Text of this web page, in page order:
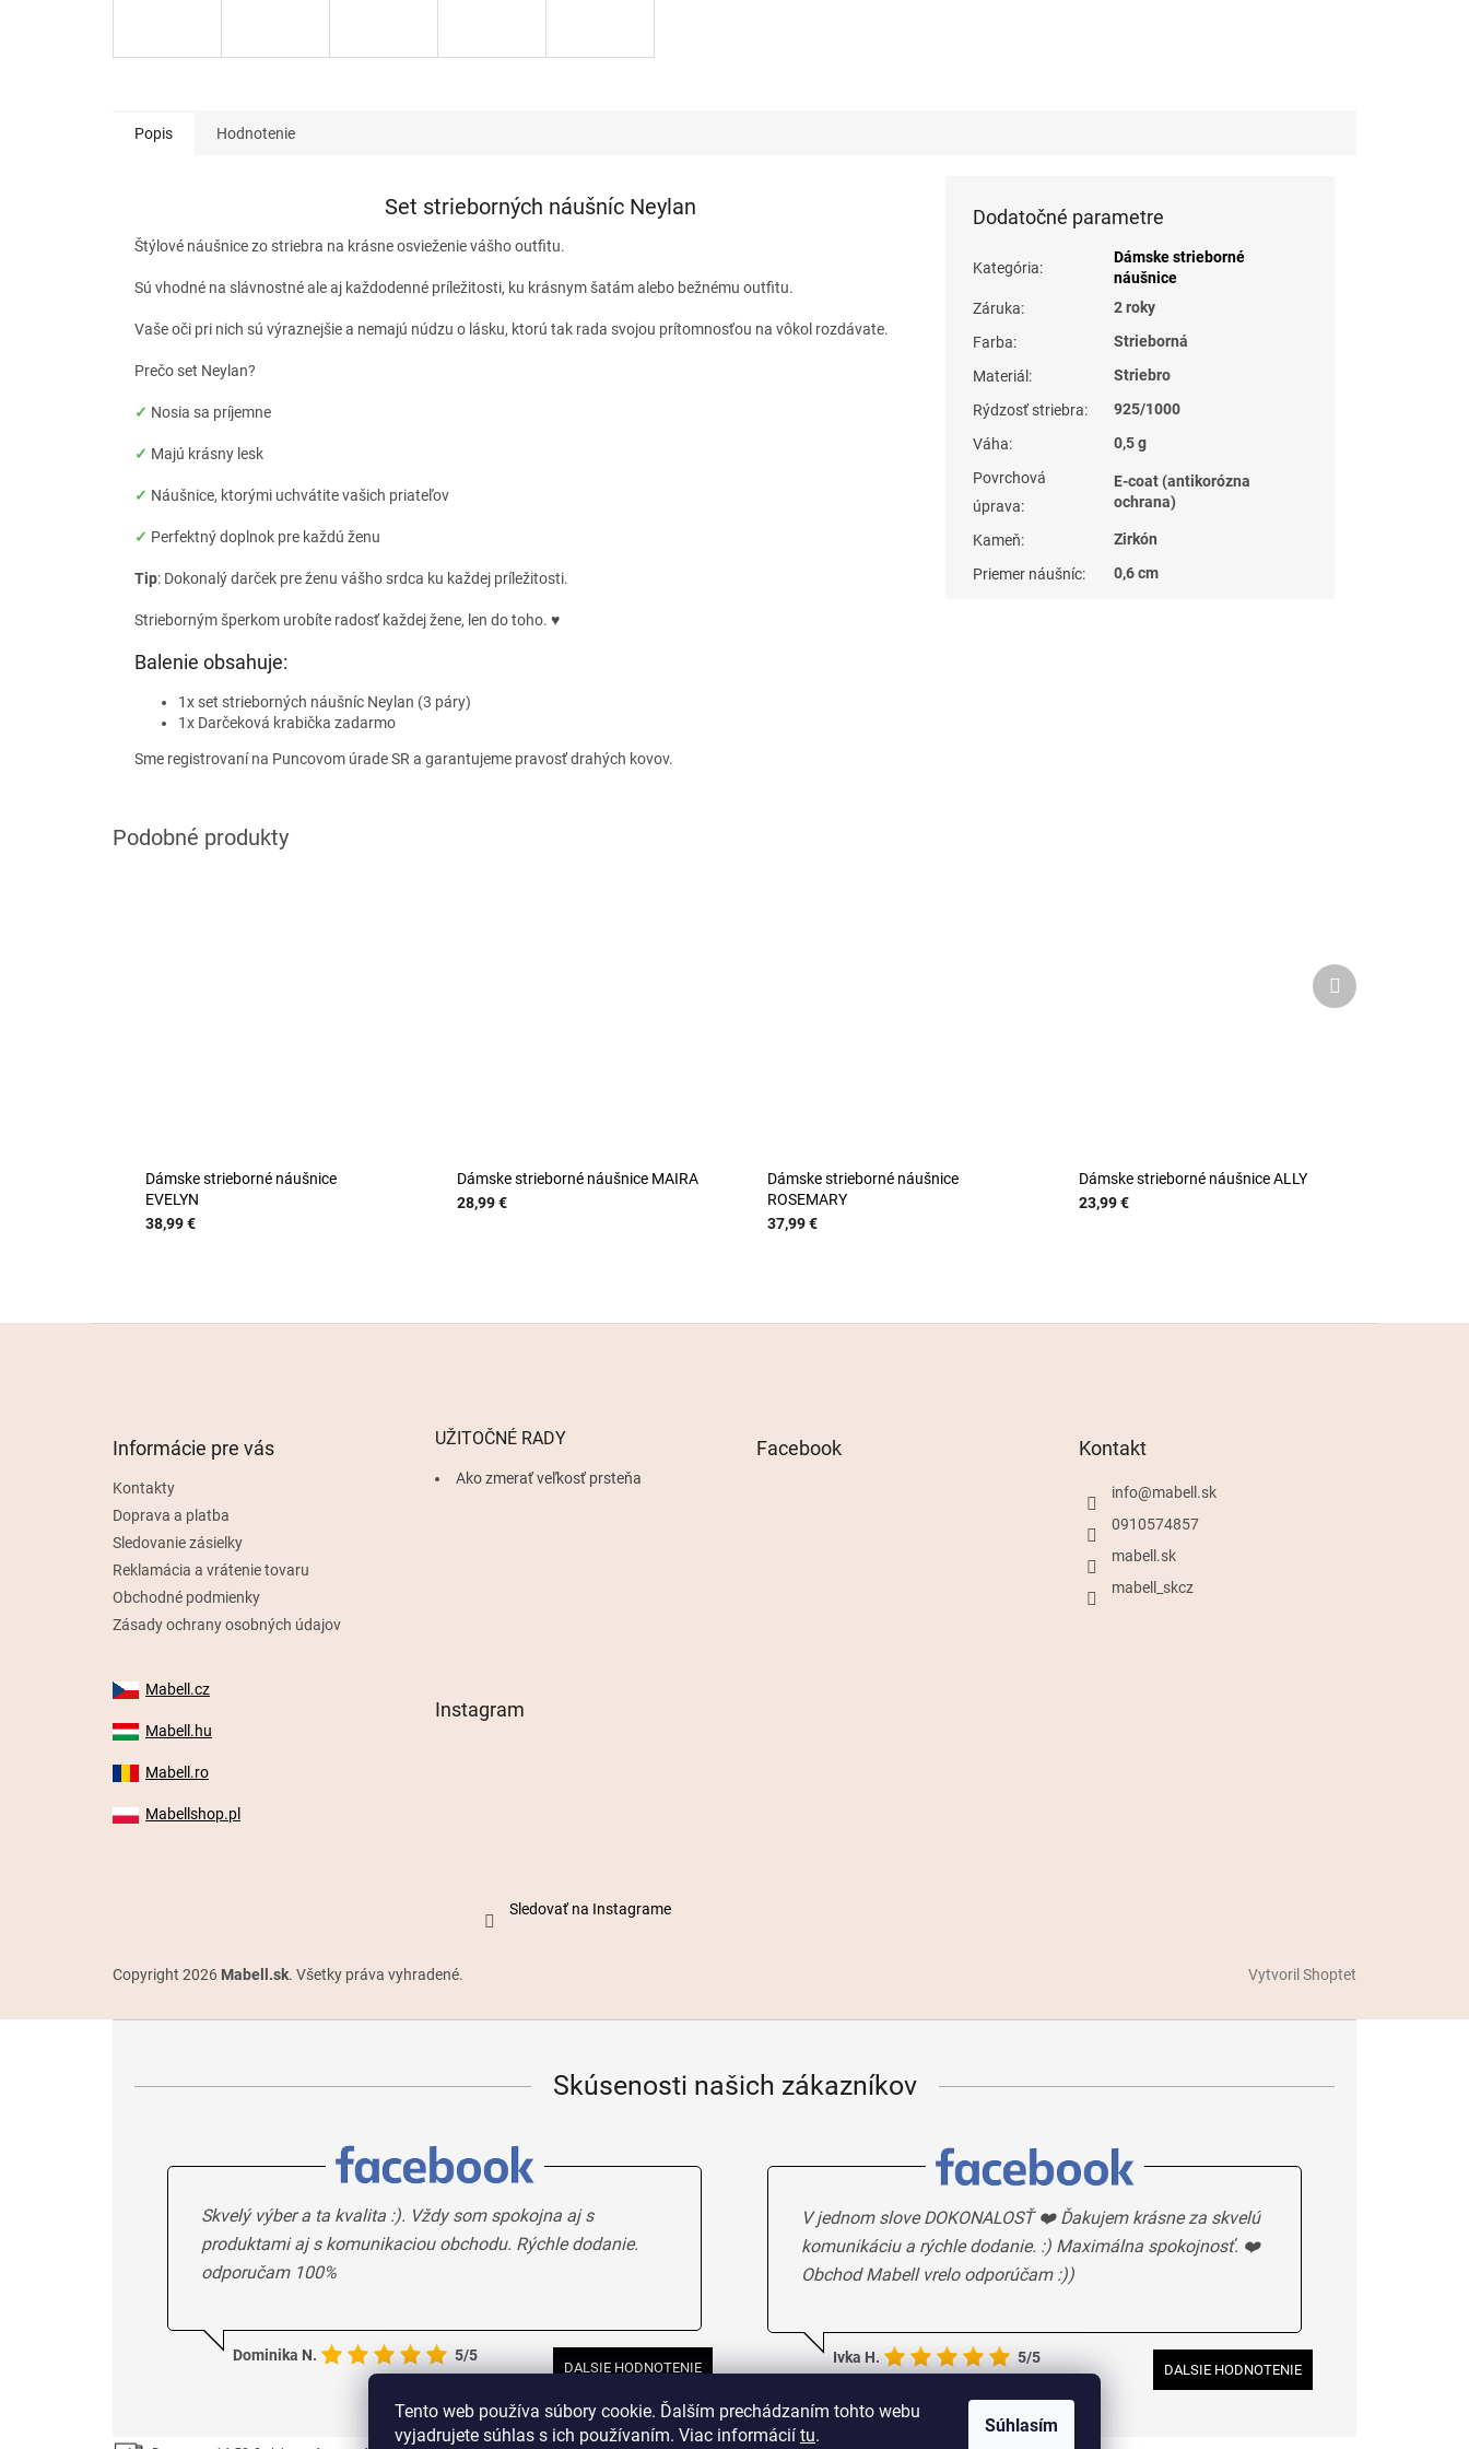
Tento web používa súbory cookie. Ďalším prechádzaním tohto webu
vyjadrujete súhlas s ich používaním. Viac informácií tu. Súhlasím
Popis Hodnotenie
Set strieborných náušníc Neylan
Štýlové náušnice zo striebra na krásne osvieženie vášho outfitu.
Sú vhodné na slávnostné ale aj každodenné príležitosti, ku krásnym šatám alebo bežnému outfitu.
Vaše oči pri nich sú výraznejšie a nemajú núdzu o lásku, ktorú tak rada svojou prítomnosťou na vôkol rozdávate.
Prečo set Neylan?
✓ Nosia sa príjemne
✓ Majú krásny lesk
✓ Náušnice, ktorými uchvátite vašich priateľov
✓ Perfektný doplnok pre každú ženu
Tip: Dokonalý darček pre ženu vášho srdca ku každej príležitosti.
Strieborným šperkom urobíte radosť každej žene, len do toho. ♥
Balenie obsahuje:
1x set strieborných náušníc Neylan (3 páry)
1x Darčeková krabička zadarmo
Sme registrovaní na Puncovom úrade SR a garantujeme pravosť drahých kovov.
Dodatočné parametre
Kategória:
Dámske strieborné
náušnice
Záruka:
2 roky
Farba:
Strieborná
Materiál :
Striebro
Rýdzosť striebra:
925/1000
Váha:
0,5 g
Povrchová
úprava:
E-coat (antikorózna
ochrana)
Kameň:
Zirkón
Priemer náušníc: 0,6 cm
Dámske strieborné náušnice
EVELYN
38,99 €
Dámske strieborné náušnice MAIRA
28,99 €
Dámske strieborné náušnice
ROSEMARY
37,99 €
Dámske strieborné náušnice ALLY
23,99 €
Ďalší
produkt
Informácie pre vás
Kontakty
Doprava a platba
Sledovanie zásielky
Reklamácia a vrátenie tovaru
Obchodné podmienky
Zásady ochrany osobných údajov
UŽITOČNÉ RADY
Ako zmerať veľkosť prsteňa
Facebook Kontakt
info@mabell.sk
0910574857
mabell.sk
mabell_skcz
Mabell.cz
Mabell.hu
Mabell.ro
Mabellshop.pl
Instagram
Sledovať na Instagrame
Vytvoril Shoptet
Copyright 2026 Mabell.sk. Všetky práva vyhradené.
Skúsenosti našich zákazníkov
Skvelý výber a ta kvalita :). Vždy som spokojna aj s
produktami aj s komunikaciou obchodu. Rýchle dodanie.
odporučam 100%
Dominika N. 5/5
DALSIE HODNOTENIE
V jednom slove DOKONALOSŤ ❤️ Ďakujem krásne za skvelú
komunikáciu a rýchle dodanie. :) Maximálna spokojnosť. ❤️
Obchod Mabell vrelo odporúčam :))
Ivka H. 5/5
DALSIE HODNOTENIE